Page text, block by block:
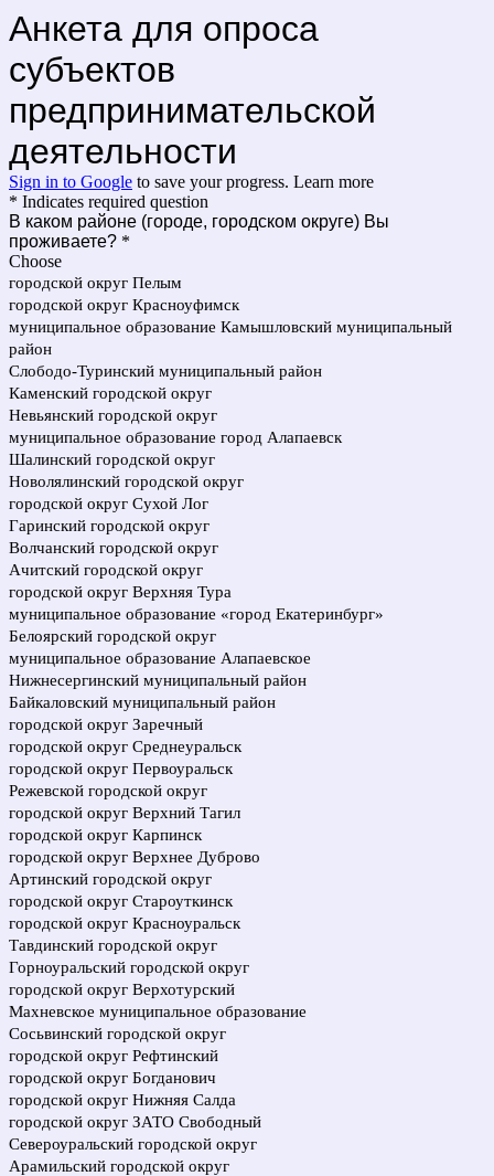
Анкета для опроса
субъектов
предпринимательской
деятельности
Sign in to Google to save your progress. Learn more
* Indicates required question
В каком районе (городе, городском округе) Вы
проживаете? *
Choose
городской округ Пелым
городской округ Красноуфимск
муниципальное образование Камышловский муниципальный
район
Слободо-Туринский муниципальный район
Каменский городской округ
Невьянский городской округ
муниципальное образование город Алапаевск
Шалинский городской округ
Новолялинский городской округ
городской округ Сухой Лог
Гаринский городской округ
Волчанский городской округ
Ачитский городской округ
городской округ Верхняя Тура
муниципальное образование «город Екатеринбург»
Белоярский городской округ
муниципальное образование Алапаевское
Нижнесергинский муниципальный район
Байкаловский муниципальный район
городской округ Заречный
городской округ Среднеуральск
городской округ Первоуральск
Режевской городской округ
городской округ Верхний Тагил
городской округ Карпинск
городской округ Верхнее Дуброво
Артинский городской округ
городской округ Староуткинск
городской округ Красноуральск
Тавдинский городской округ
Горноуральский городской округ
городской округ Верхотурский
Махневское муниципальное образование
Сосьвинский городской округ
городской округ Рефтинский
городской округ Богданович
городской округ Нижняя Салда
городской округ ЗАТО Свободный
Североуральский городской округ
Арамильский городской округ